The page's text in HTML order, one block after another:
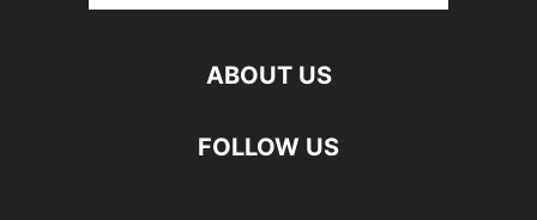
ABOUT US
FOLLOW US